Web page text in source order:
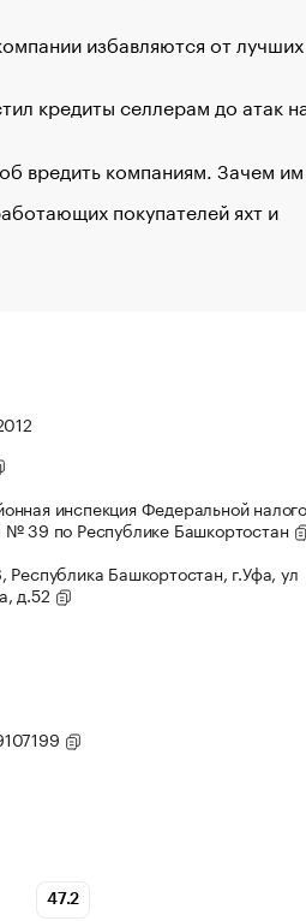
избавляются от лучших
кредиты селлерам до атак
вредить компаниям. Зачем
покупателей яхт и
инспекция Федеральной
39 по Республике Башкортостан
Республика Башкортостан, г.Уфа, ул
д.52
47.2